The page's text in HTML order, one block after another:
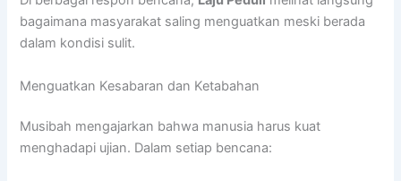
bagaimana masyarakat saling menguatkan meski berada
dalam kondisi sulit.
Menguatkan Kesabaran dan Ketabahan
Musibah mengajarkan bahwa manusia harus kuat
menghadapi ujian. Dalam setiap bencana: